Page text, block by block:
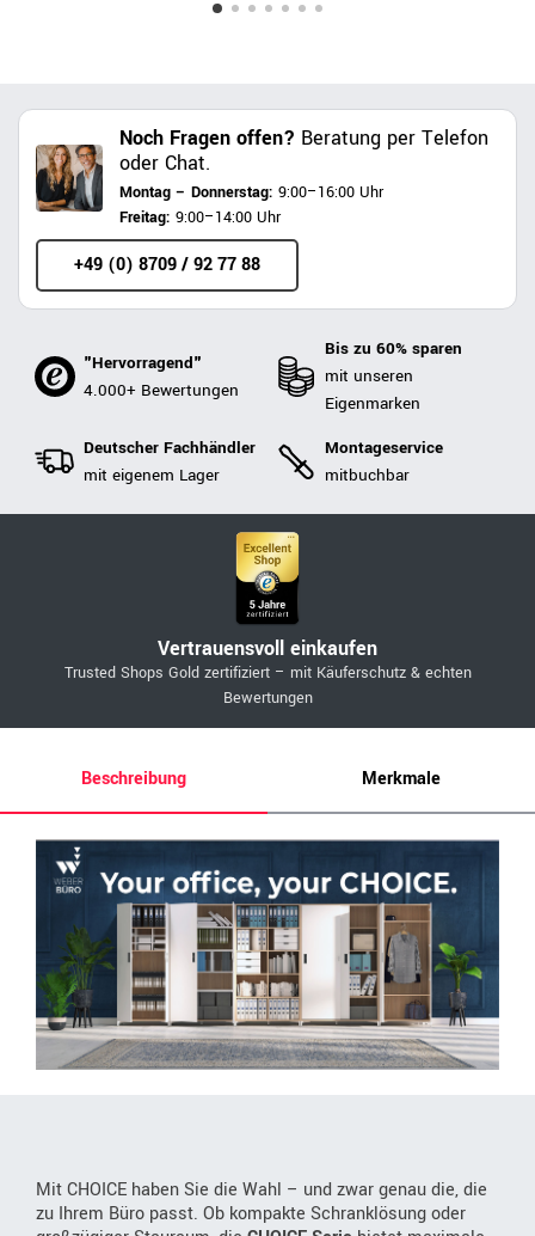
Noch Fragen offen? Beratung per Telefon
oder Chat.
Montag – Donnerstag: 9:00–16:00 Uhr
Freitag: 9:00–14:00 Uhr
+49 (0) 8709 / 92 77 88
"Hervorragend"
4.000+ Bewertungen
Bis zu 60% sparen
mit unseren
Eigenmarken
Deutscher Fachhändler
mit eigenem Lager
Montageservice
mitbuchbar
Vertrauensvoll einkaufen
Trusted Shops Gold zertifiziert – mit Käuferschutz & echten
Bewertungen
Beschreibung Merkmale
Mit CHOICE haben Sie die Wahl – und zwar genau die, die
zu Ihrem Büro passt. Ob kompakte Schranklösung oder